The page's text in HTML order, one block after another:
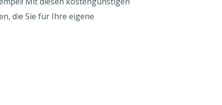
die Sie für Ihre eigene